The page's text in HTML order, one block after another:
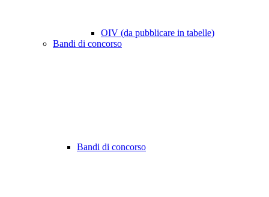
OIV (da pubblicare in tabelle)
Bandi di concorso
Bandi di concorso